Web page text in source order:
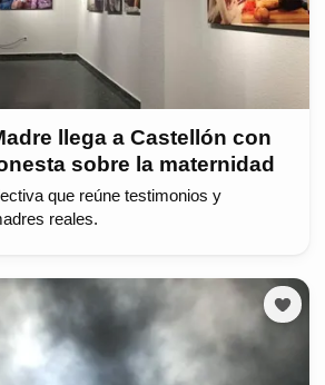
llega a Castellón con
sobre la maternidad
que reúne testimonios y
reales.